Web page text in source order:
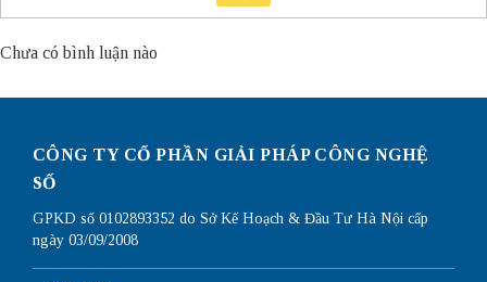
Chưa có bình luận nào
CÔNG TY CỔ PHẦN GIẢI PHÁP CÔNG NGHỆ
SỐ
GPKD số 0102893352 do Sở Kế Hoạch & Đầu Tư Hà Nội cấp
ngày 03/09/2008